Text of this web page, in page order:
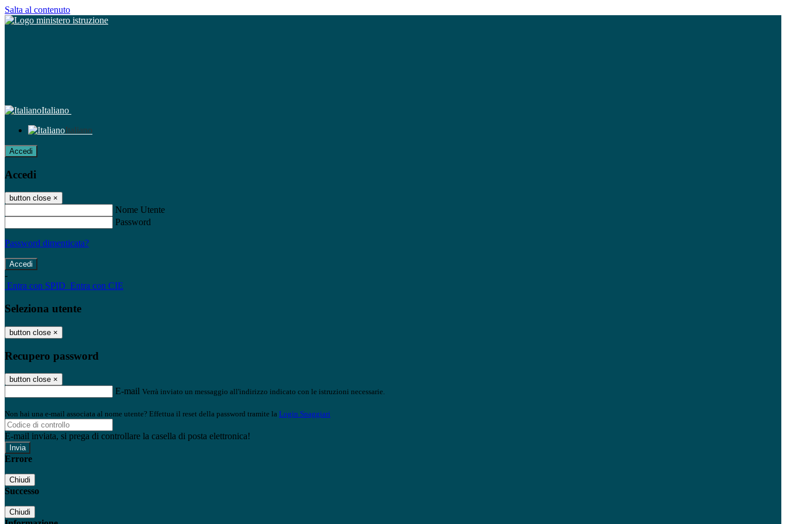
Salta al contenuto
Italiano
Italiano
Accedi
Accedi
button close ×
Nome Utente
Password
Password dimenticata?
-
Entra con SPID Entra con CIE
Seleziona utente
button close ×
Recupero password
button close ×
E-mail Verrà inviato un messaggio all'indirizzo indicato con le istruzioni necessarie.
Non hai una e-mail associata al nome utente? Effettua il reset della password tramite la Login Spaggiari
E-mail inviata, si prega di controllare la casella di posta elettronica!
Errore
Chiudi
Successo
Chiudi